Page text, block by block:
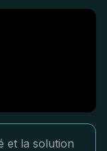
et la solution